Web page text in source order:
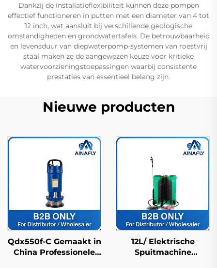
Dankzij de installatieflexibiliteit kunnen deze pompen
effectief functioneren in putten met een diameter van 4 tot
12 inch, wat aansluit bij verschillende geologische
omstandigheden en grondwatertafels. De betrouwbaarheid
en levensduur van diepwaterpomp-systemen van roestvrij
staal maken ze de aangewezen keuze voor kritieke
watervoorzieningstoepassingen waarbij consistente
prestaties van essentieel belang zijn.
Nieuwe producten
Qdx550f-C Gemaakt in
China Professionele
12L/ Elektrische
Spuitmachine